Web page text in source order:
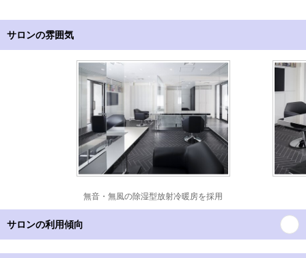
サロンの雰囲気
無音・無風の除湿型放射冷暖房を採用
サロンの利用傾向